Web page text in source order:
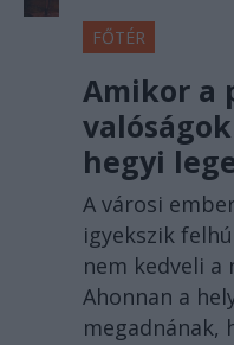
Amikor a
hegyi
A városi
igyekszik
nem kedveli a
Ahonnan a
megadnának,
világon